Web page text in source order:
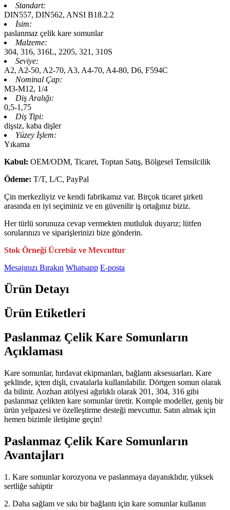
Standart:
DIN557, DIN562, ANSI B18.2.2
İsim:
paslanmaz çelik kare somunlar
Malzeme:
304, 316, 316L, 2205, 321, 310S
Seviye:
A2, A2-50, A2-70, A3, A4-70, A4-80, D6, F594C
Nominal Çap:
M3-M12, 1/4
Diş Aralığı:
0,5-1,75
Diş Tipi:
dişsiz, kaba dişler
Yüzey İşlem:
Yıkama
Kabul: OEM/ODM, Ticaret, Toptan Satış, Bölgesel Temsilcilik
Ödeme: T/T, L/C, PayPal
Çin merkezliyiz ve kendi fabrikamız var. Birçok ticaret şirketi
arasında en iyi seçiminiz ve en güvenilir iş ortağınız biziz.
Her türlü sorunuza cevap vermekten mutluluk duyarız; lütfen
sorularınızı ve siparişlerinizi bize gönderin.
Stok Örneği Ücretsiz ve Mevcuttur
Mesajınızı Bırakın Whatsapp E-posta
Ürün Detayı
Ürün Etiketleri
Paslanmaz Çelik Kare Somunların
Açıklaması
Kare somunlar, hırdavat ekipmanları, bağlantı aksesuarları. Kare
şeklinde, içten dişli, cıvatalarla kullanılabilir. Dörtgen somun olarak
da bilinir. Aozhan atölyesi ağırlıklı olarak 201, 304, 316 gibi
paslanmaz çelikten kare somunlar üretir. Komple modeller, geniş bir
ürün yelpazesi ve özelleştirme desteği mevcuttur. Satın almak için
hemen bizimle iletişime geçin!
Paslanmaz Çelik Kare Somunların
Avantajları
1. Kare somunlar korozyona ve paslanmaya dayanıklıdır, yüksek
sertliğe sahiptir
2. Daha sağlam ve sıkı bir bağlantı için kare somunlar kullanın